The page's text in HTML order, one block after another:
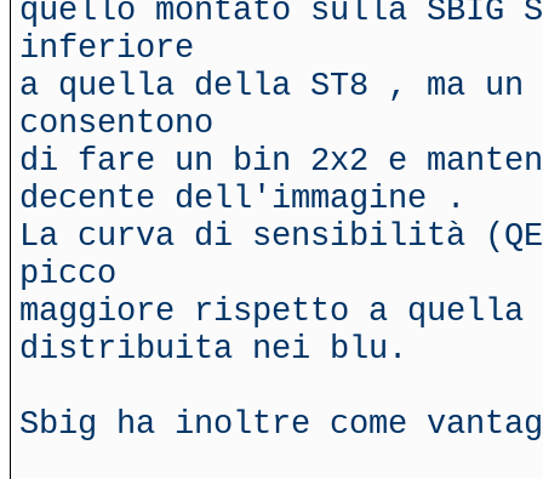
quello montato sulla SBIG
inferiore
a quella della ST8 , ma un
consentono
di fare un bin 2x2 e
decente dell'immagine .
La curva di sensibilità
picco
maggiore rispetto a
distribuita nei blu.
Sbig ha inoltre come